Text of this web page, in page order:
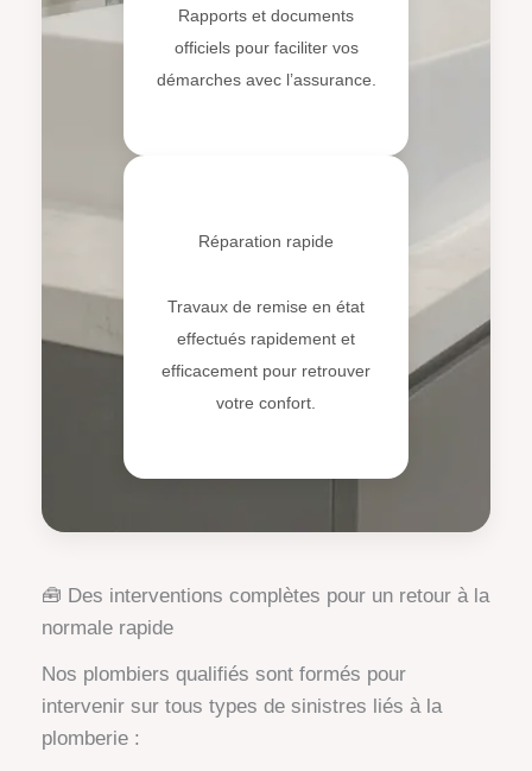
Rapports et documents
officiels pour faciliter vos
démarches avec l’assurance.
Réparation rapide
Travaux de remise en état
effectués rapidement et
efficacement pour retrouver
votre confort.
🧰 Des interventions complètes pour un retour à la
normale rapide
Nos plombiers qualifiés sont formés pour
intervenir sur tous types de sinistres liés à la
plomberie :